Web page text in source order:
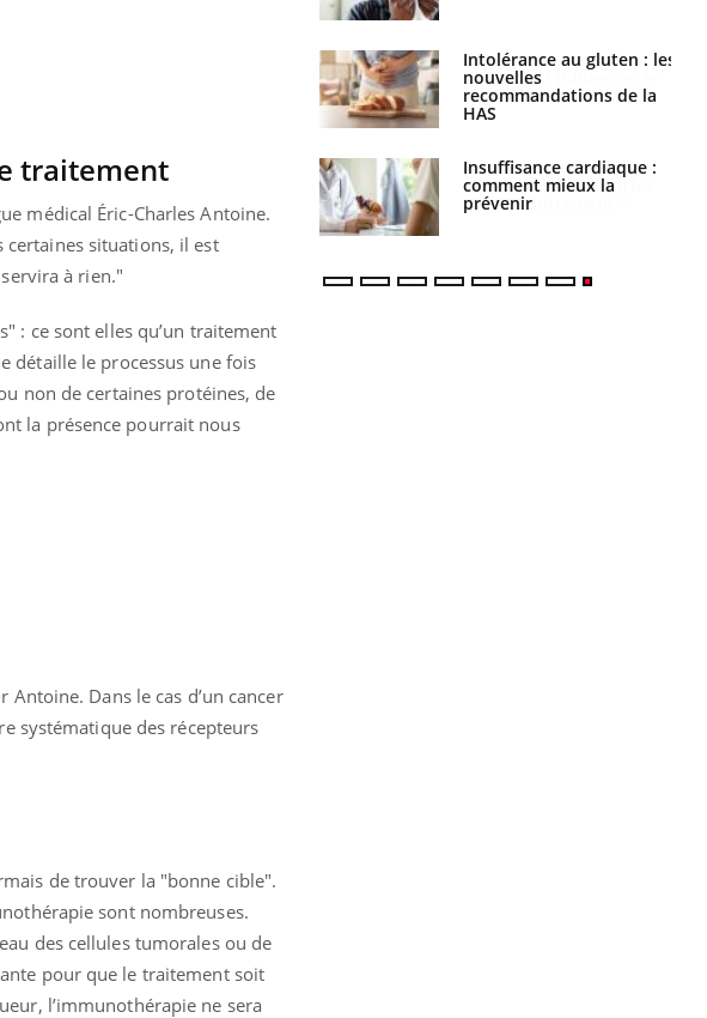
traitement
médical Éric-Charles Antoine.
certaines situations, il est
à rien."
: ce sont elles qu’un traitement
détaille le processus une fois
non de certaines protéines, de
la présence pourrait nous
Dans le cas d’un cancer
systématique des récepteurs
de trouver la "bonne cible".
sont nombreuses.
des cellules tumorales ou de
pour que le traitement soit
l’immunothérapie ne sera
Insuffisance cardiaque :
comment mieux la
prévenir
Grossesse : ces polluants
pourraient influencer le
poids des enfants
Autisme : pourquoi le
cerveau reconnaît-il les
visages autrement ?